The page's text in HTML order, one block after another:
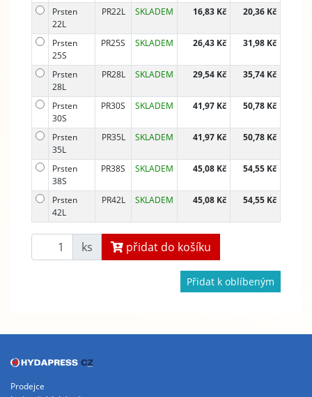
Prsten
22L
PR22L SKLADEM 16,83 Kč 20,36 Kč
Prsten
25S
PR25S SKLADEM 26,43 Kč 31,98 Kč
Prsten
28L
PR28L SKLADEM 29,54 Kč 35,74 Kč
Prsten
30S
PR30S SKLADEM 41,97 Kč 50,78 Kč
Prsten
35L
PR35L SKLADEM 41,97 Kč 50,78 Kč
Prsten
38S
PR38S SKLADEM 45,08 Kč 54,55 Kč
Prsten
42L
PR42L SKLADEM 45,08 Kč 54,55 Kč
ks přidat do košíku
Přidat k oblíbeným
Prodejce